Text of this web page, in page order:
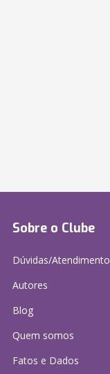
Sobre o Clube
Dúvidas/Atendimento
Autores
Blog
Quem somos
Fatos e Dados